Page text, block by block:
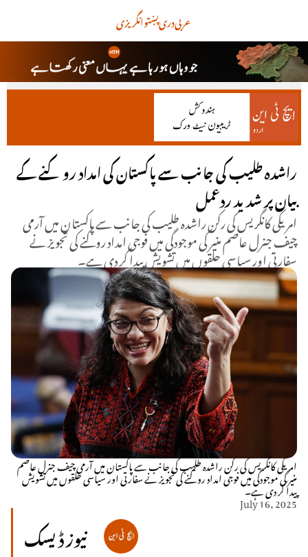
انگریزیپښتودریعربی
راشدہ طلیب کی جانب سے پاکستان کی امداد روکنے کے
بیان پر شدید ردعمل
امریکی کانگریس کی رکن راشدہ طلیب کی جانب سے پاکستان میں آرمی
چیف جنرل عاصم منیر کی موجودگی میں فوجی امداد روکنے کی تجویز نے
سفارتی اور سیاسی حلقوں میں تشویش پیدا کر دی ہے۔
امریکی کانگریس کی رکن راشدہ طلیب کی جانب سے پاکستان میں آرمی چیف جنرل عاصم
منیر کی موجودگی میں فوجی امداد روکنے کی تجویز نے سفارتی اور سیاسی حلقوں میں تشویش
پیدا کر دی ہے۔
July 16, 2025
نیوز ڈیسک